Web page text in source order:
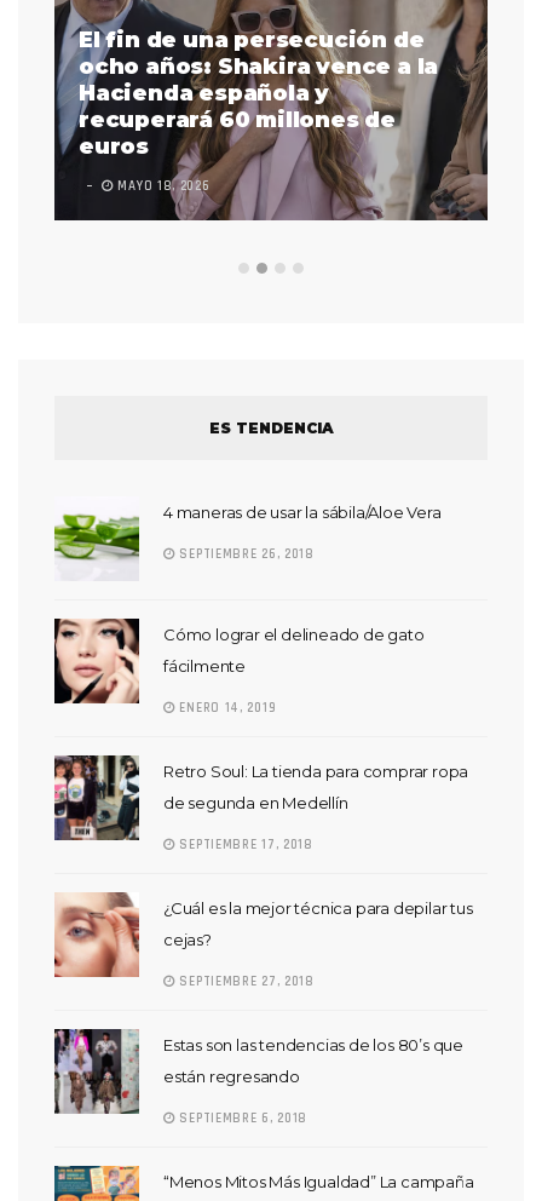
El fin de una persecución de
ocho años: Shakira vence a la
Hacienda española y
recuperará 60 millones de
euros
MAYO 18, 2026
ES TENDENCIA
4 maneras de usar la sábila/Aloe Vera
SEPTIEMBRE 26, 2018
Cómo lograr el delineado de gato
fácilmente
ENERO 14, 2019
Retro Soul: La tienda para comprar ropa
de segunda en Medellín
SEPTIEMBRE 17, 2018
¿Cuál es la mejor técnica para depilar tus
cejas?
SEPTIEMBRE 27, 2018
Estas son las tendencias de los 80’s que
están regresando
SEPTIEMBRE 6, 2018
“Menos Mitos Más Igualdad” La campaña